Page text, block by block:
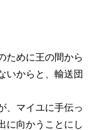
ために王の間から
いからと、輸送団
、マイユに手伝っ
に向かうことにし